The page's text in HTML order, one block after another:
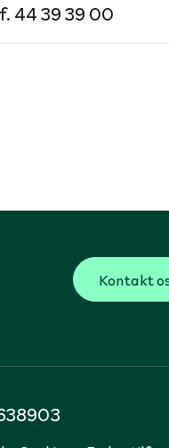
44 39 39 00
Kontakt